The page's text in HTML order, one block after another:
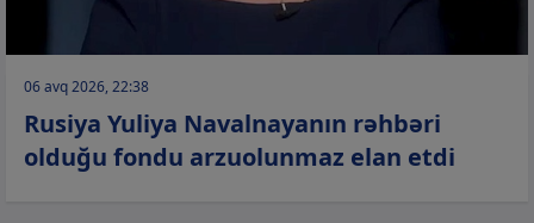
06 avq 2026, 22:38
Rusiya Yuliya Navalnayanın rəhbəri
olduğu fondu arzuolunmaz elan etdi